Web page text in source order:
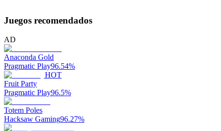
Juegos recomendados
AD
Anaconda Gold
Pragmatic Play96.54%
HOT
Fruit Party
Pragmatic Play96.5%
Totem Poles
Hacksaw Gaming96.27%